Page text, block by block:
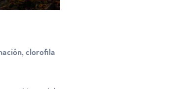
clorofila